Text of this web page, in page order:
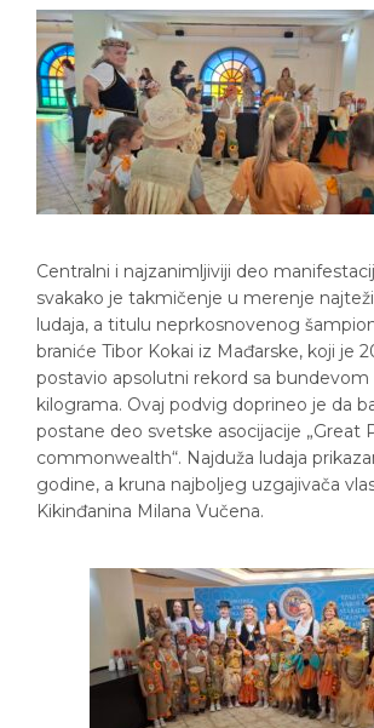
Centralni i najzanimljiviji deo
svakako je takmičenje u merenje
ludaja, a titulu neprkosnovenog
braniće Tibor Kokai iz Mađarske, koji je
postavio apsolutni rekord sa bundevom
kilograma. Ovaj podvig doprineo je da
postane deo svetske asocijacije „Great
commonwealth“. Najduža ludaja
godine, a kruna najboljeg uzgajivača
Kikinđanina Milana Vučena.